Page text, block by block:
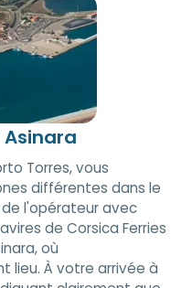
Torres, vous
différentes dans le
l'opérateur avec
de Corsica Ferries
où
lieu. À votre arrivée à